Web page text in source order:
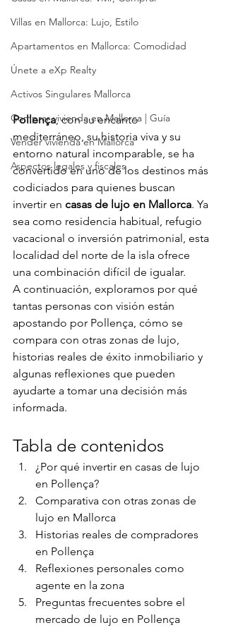
Villas en Mallorca: Lujo, Estilo
Apartamentos en Mallorca: Comodidad
Únete a eXp Realty
Activos Singulares Mallorca
Comprar vivienda en Mallorca | Guía
Vender vivienda en Mallorca
Aspectos legales y fiscales
Pollença, con su encanto
mediterráneo, su historia viva y su
entorno natural incomparable, se ha
convertido en uno de los destinos más
codiciados para quienes buscan
invertir en casas de lujo en Mallorca. Ya
sea como residencia habitual, refugio
vacacional o inversión patrimonial, esta
localidad del norte de la isla ofrece
una combinación difícil de igualar.
A continuación, exploramos por qué
tantas personas con visión están
apostando por Pollença, cómo se
compara con otras zonas de lujo,
historias reales de éxito inmobiliario y
algunas reflexiones que pueden
ayudarte a tomar una decisión más
informada.
Tabla de contenidos
¿Por qué invertir en casas de lujo
en Pollença?
Comparativa con otras zonas de
lujo en Mallorca
Historias reales de compradores
en Pollença
Reflexiones personales como
agente en la zona
Preguntas frecuentes sobre el
mercado de lujo en Pollença